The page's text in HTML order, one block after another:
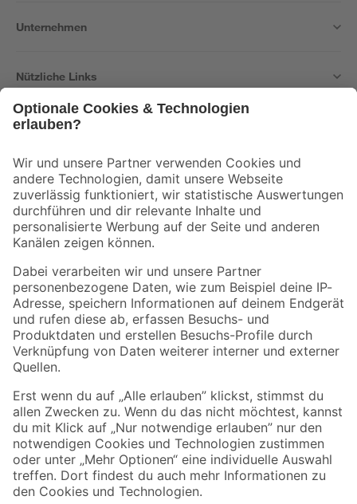
Unternehmen
Nützliche Links
Der toom Newsletter: Keine Angebote und Aktionen mehr verpassen!
Zur Newsletter Anmeldung
Folge uns
Zahlungsarten Versandarten
Sicher einkaufen
Jetzt die toom-App herunterladen